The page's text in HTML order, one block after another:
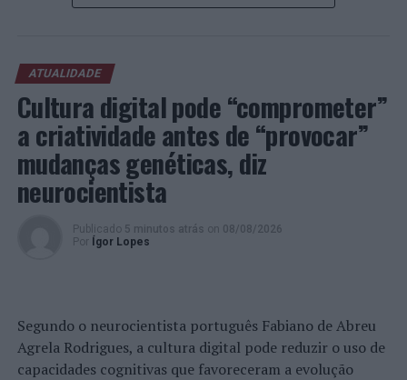
semana
Universidade do Minho é a universidade portuguesa com
mais pedidos de patentes
ATUALIDADE
Cultura digital pode “comprometer”
a criatividade antes de “provocar”
mudanças genéticas, diz
neurocientista
Publicado 5 minutos atrás on 08/08/2026
Por
Ígor Lopes
Segundo o neurocientista português Fabiano de Abreu
Agrela Rodrigues, a cultura digital pode reduzir o uso de
capacidades cognitivas que favoreceram a evolução